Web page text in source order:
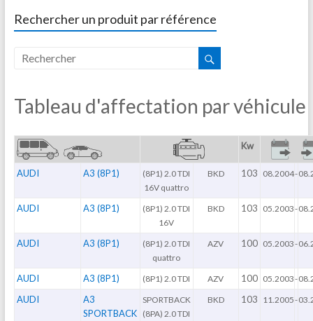
Rechercher un produit par référence
Tableau d'affectation par véhicule
Kw
AUDI A3 (8P1)
(8P1) 2.0 TDI
16V quattro
BKD 103 08.2004-
AUDI A3 (8P1)
(8P1) 2.0 TDI
16V
BKD 103 05.2003-
AUDI A3 (8P1)
(8P1) 2.0 TDI
quattro
AZV 100 05.2003-
AUDI A3 (8P1) (8P1) 2.0 TDI AZV 100 05.2003-
AUDI
A3
SPORTBACK
SPORTBACK
(8PA) 2.0 TDI
BKD 103 11.2005-